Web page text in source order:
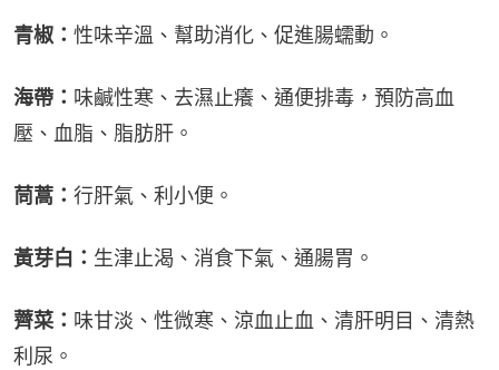
青椒： 性味辛溫、幫助消化、促進腸蠕動。
海帶： 味鹹性寒、去濕止癢、通便排毒，預防高血
壓、血脂、脂肪肝。
茼蒿： 行肝氣、利小便。
黃芽白： 生津止渴、消食下氣、通腸胃。
薺菜： 味甘淡、性微寒、涼血止血、清肝明目、清熱
利尿。